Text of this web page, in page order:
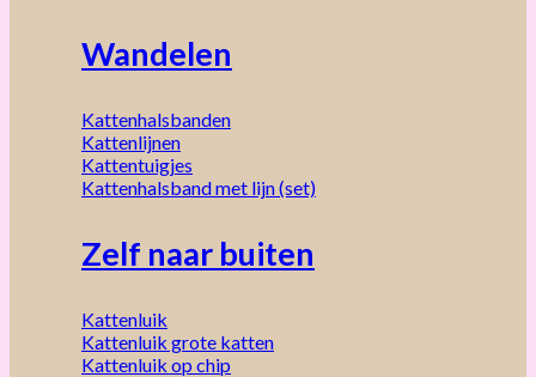
Wandelen
Kattenhalsbanden
Kattenlijnen
Kattentuigjes
Kattenhalsband met lijn (set)
Zelf naar buiten
Kattenluik
Kattenluik grote katten
Kattenluik op chip